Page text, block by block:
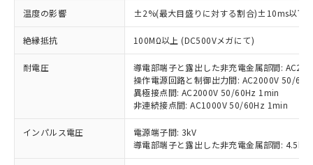
温度の影響 ±2%(最大目盛りに対する割合)±10ms以下
絶縁抵抗 100MΩ以上 (DC500Vメガにて)
耐電圧
導電部端子と露出した非充電金属部間:
操作電源回路と制御出力間: AC2000V 50/
異極接点間: AC2000V 50/60Hz 1min
非連続接点間: AC1000V 50/60Hz 1min
インパルス電圧
電源端子間: 3kV
導電部端子と露出した非充電金属部間: 4.5kV
ご利用条件
以下の条件をお読みいただき、同意のうえ
ご利用ください。
本サービスは、当社制御機器事業取扱
商品の当社在庫状況および標準価格
対応済み：EU RoHS指令（10物質）の
非含有に対応した製品が提供可能な商品で
す。
対応予定：EU RoHS指令（10物質）の非含
有に対応した製品に切り替える予定のある
対応予定なし：EU RoHS指令（10物質）の
非含有に非対応の商品で、対応品を出す予
調査・確認中：EU RoHS指令（10物質）の
※1 中国RoHS○×表